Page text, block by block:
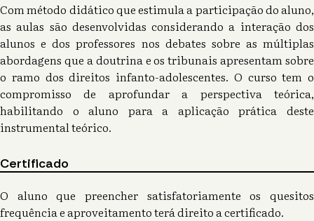
Com método didático que estimula a participação do aluno,
as aulas são desenvolvidas considerando a interação dos
alunos e dos professores nos debates sobre as múltiplas
abordagens que a doutrina e os tribunais apresentam sobre
o ramo dos direitos infanto-adolescentes. O curso tem o
compromisso de aprofundar a perspectiva teórica,
habilitando o aluno para a aplicação prática deste
instrumental teórico.
Certificado
O aluno que preencher satisfatoriamente os quesitos
frequência e aproveitamento terá direito a certificado.